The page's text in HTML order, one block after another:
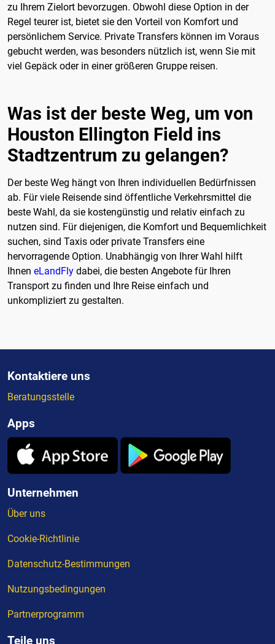
zu Ihrem Zielort bevorzugen. Obwohl diese Option in der
Regel teurer ist, bietet sie den Vorteil von Komfort und
persönlichem Service. Private Transfers können im Voraus
gebucht werden, was besonders nützlich ist, wenn Sie mit
viel Gepäck oder in einer größeren Gruppe reisen.
Was ist der beste Weg, um von
Houston Ellington Field ins
Stadtzentrum zu gelangen?
Der beste Weg hängt von Ihren individuellen Bedürfnissen
ab. Für viele Reisende sind öffentliche Verkehrsmittel die
beste Wahl, da sie kostengünstig und relativ einfach zu
nutzen sind. Für diejenigen, die Komfort und Bequemlichkeit
suchen, sind Taxis oder private Transfers eine
hervorragende Option. Unabhängig von Ihrer Wahl hilft
Ihnen eLandFly dabei, die besten Angebote für Ihren
Transport zu finden und Ihre Reise einfach und
unkompliziert zu gestalten.
Kontaktiere uns
Beratungsstelle
Apps
Unternehmen
Über uns
Cookie-Richtlinie
Datenschutz-Bestimmungen
Nutzungsbedingungen
Partnerprogramm
Teile uns